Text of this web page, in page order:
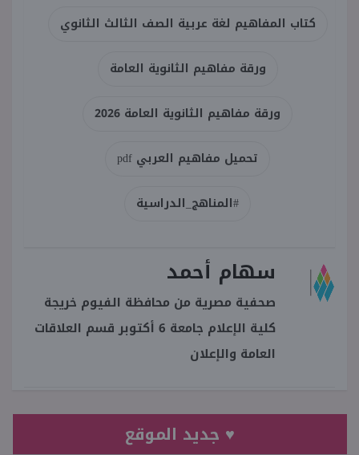
كتاب المفاهيم لغة عربية الصف الثالث الثانوي
ورقة مفاهيم الثانوية العامة
ورقة مفاهيم الثانوية العامة 2026
تحميل مفاهيم العربي pdf
#المناهج_الدراسية
سهام أحمد
صحفية مصرية من محافظة الفيوم خريجة
كلية الإعلام جامعة 6 أكتوبر قسم العلاقات
العامة والإعلان
♥ جديد الموقع